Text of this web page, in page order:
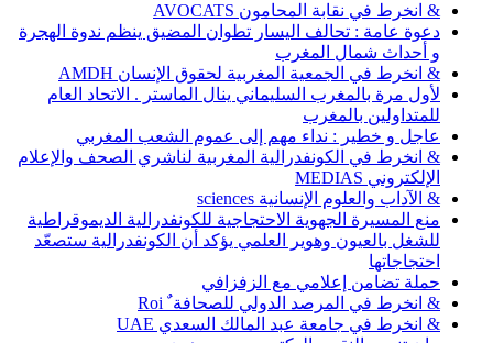
& انخرط في نقابة المحامون AVOCATS
دعوة عامة : تحالف اليسار تطوان المضيق ينظم ندوة الهجرة
و أحداث شمال المغرب
& انخرط في الجمعية المغربية لحقوق الإنسان AMDH
لأول مرة بالمغرب السليماني ينال الماستر . الاتحاد العام
للمتداولين بالمغرب
عاجل و خطير : نداء مهم إلى عموم الشعب المغربي
& انخرط في الكونفدرالية المغربية لناشري الصحف والإعلام
الإلكتروني MEDIAS
& الآداب والعلوم الإنسانية sciences
منع المسيرة الجهوية الاحتجاجية للكونفدرالية الديموقراطية
للشغل بالعيون وهوير العلمي يؤكد أن الكونفدرالية ستصعّد
احتجاجاتها
حملة تضامن إعلامي مع الزفزافي
& انخرط في المرصد الدولي للصحافة ٌ Roi
& انخرط في جامعة عبد المالك السعدي UAE